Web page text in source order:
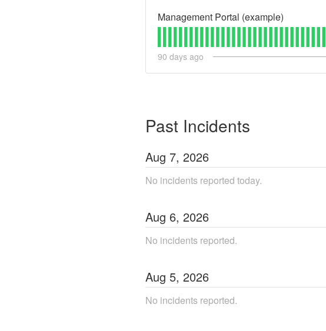
Management Portal (example)
90 days ago
Past Incidents
Aug 7, 2026
No incidents reported today.
Aug 6, 2026
No incidents reported.
Aug 5, 2026
No incidents reported.